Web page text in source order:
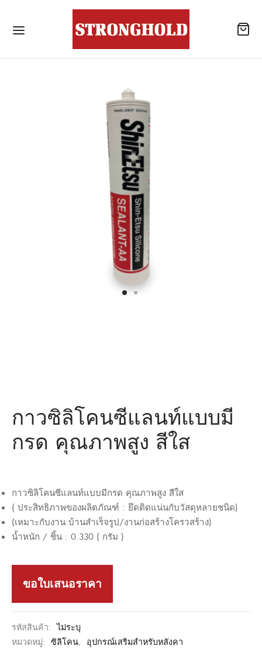
กาวซิลิโคนซีแลนท์แบบมี
กรด คุณภาพสูง สีใส
กาวซิลิโคนซีแลนท์แบบมีกรด คุณภาพสูง สีใส
( ประสิทธิภาพของผลิตภัณฑ์ : ยึดติดแน่นกับวัสดุหลายชนิด)
(เหมาะกับงาน:บ้านสำเร็จรูป/งานก่อสร้างโครวสร้าง)
น้ำหนัก / ชิ้น : 0.330 ( กรัม )
ขอใบเสนอราคา
รหัสสินค้า: ไม่ระบุ
หมวดหมู่: ซิลิโคน, อุปกรณ์เสริมสำหรับหลังคา